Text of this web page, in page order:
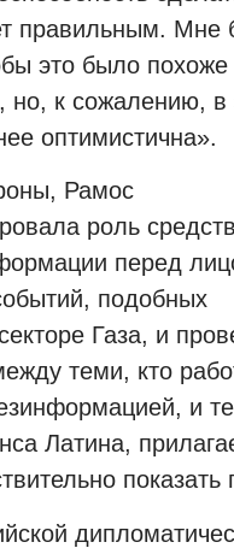
правильным. Мне
это было похоже
но, к сожалению, в
оптимистична».
Рамос
роль средств
перед
подобных
Газа, и
теми, кто
и
Латина,
показать